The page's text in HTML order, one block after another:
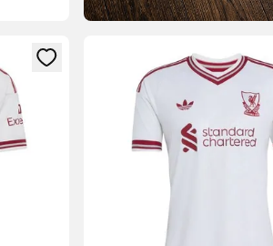
eller tilmelde dig som medlem
Åbner en Modal til at